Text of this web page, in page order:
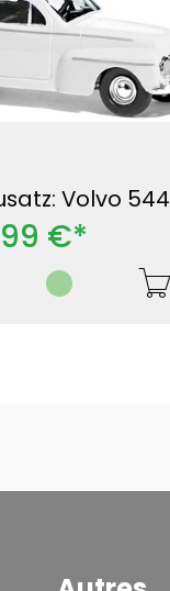
Volvo 544
€*